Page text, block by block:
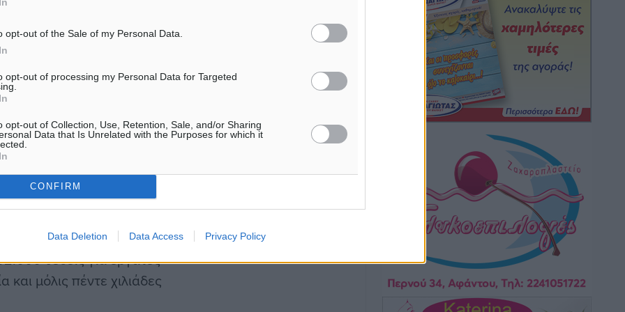
opt-out of the Sale of my Personal Data.
opt-out of processing my Personal Data for Targeted
opt-out of Collection, Use, Retention, Sale, and/or Sharing
Data that Is Unrelated with the Purposes for which it
CONFIRM
Data Deletion Data Access Privacy Policy
δημόσιων και
από το
η νέα Κοινή
στη χώρα μας 80.000
δεν καλύπτουν
εργάτες. Ενδεικτικό
θέσεις για εργάτες
και μόλις πέντε χιλιάδες
κενές θέσεις εργασίας να…
καιρικά φαινόμενα δεν υπάρχουν
περιθώρια εφησυχασμού
• πριν 2 ώρες
Στον Άγιο Νικόλαο Χάλκης ανοίγει
ξανά το ανανεωμένο εκκλησιαστικό
μουσείο από τη Λέσχη Lions Χάλκης
πριν 2 ώρες
Ρόδος: «Βουλιάζει» από τουρίστες –
Πάνω από 1 εκατ. επιβάτες και 55
κρουαζιερόπλοια
Τοπικές Ειδήσεις• πριν 3 ώρες
Γ’ Εθνική Κατηγορία: Οι ημερομηνίες
περιόδου
Αθλητικά• πριν 8 ώρες